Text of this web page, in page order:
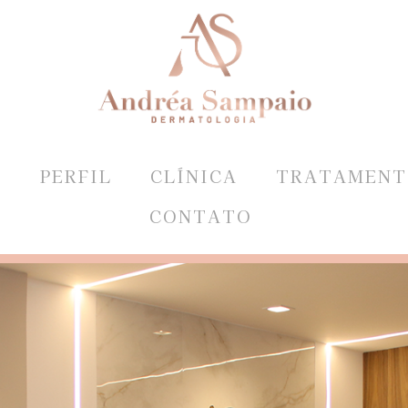
PERFIL CLÍNICA
CONTATO